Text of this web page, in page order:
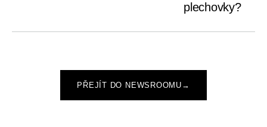
plechovky?
PŘEJÍT DO NEWSROOMU →